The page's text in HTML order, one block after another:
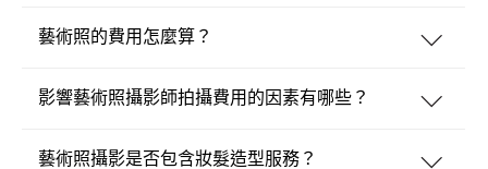
藝術照的費用怎麼算？
影響藝術照攝影師拍攝費用的因素有哪些？
藝術照攝影是否包含妝髮造型服務？